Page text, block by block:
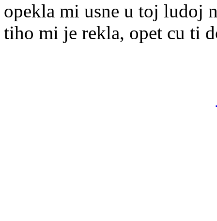
opekla mi usne u toj ludoj
tiho mi je rekla, opet cu ti